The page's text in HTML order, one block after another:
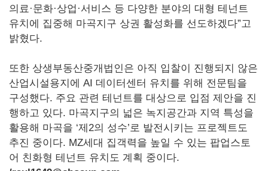
의료·문화·상업·서비스 등 다양한 분야의 대형 테넌트
유치에 집중해 마곡지구 상권 활성화를 선도하겠다”고
밝혔다.
또한 상생부동산중개법인은 아직 입찰이 진행되지 않은
산업시설용지에 AI 데이터센터 유치를 위해 전문팀을
구성했다. 주요 관련 테넌트를 대상으로 입점 제안을 진
행하고 있다. 마곡지구의 넓은 녹지공간과 지역 특성을
활용해 마곡을 ‘제2의 성수’로 발전시키는 프로젝트도
추진 중이다. MZ세대 집객력을 높일 수 있는 팝업스토
어 친화형 테넌트 유치도 계획 중이다.